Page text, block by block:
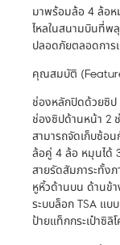
มาพร้อมล้อ 4 ล้อห
ไหลในสนามบินที่พ
ปลอดภัยตลอดการ
คุณสมบัติ
ช่องหลักปิดด้วยซิป
ช่องซิปด้านหน้า 2
สามารถจัดเก็บซ้อ
ล้อคู่ 4 ล้อ หมุนได้
สายรัดสัมภาระทั้ง
หูหิ้วด้านบน ด้านข้า
ระบบล็อก TSA แบ
ป้ายแท็กกระเป๋าซิลิ